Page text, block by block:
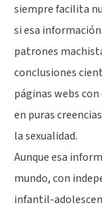
siempre facilita
si esa
patrones
conclusiones
páginas webs
en puras
la sexualidad.
Aunque esa
mundo, con
infantil-